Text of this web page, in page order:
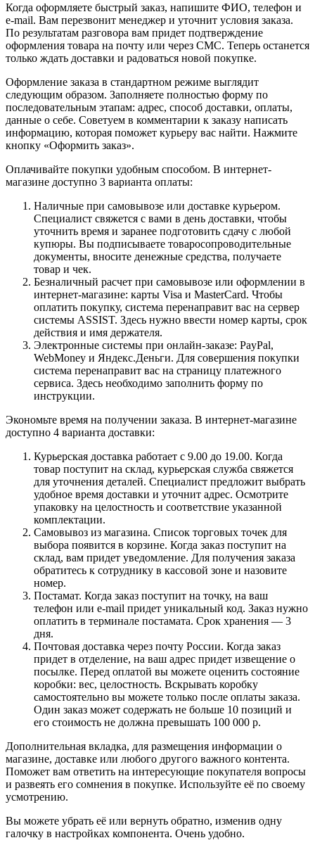
Когда оформляете быстрый заказ, напишите ФИО, телефон и
e-mail. Вам перезвонит менеджер и уточнит условия заказа.
По результатам разговора вам придет подтверждение
оформления товара на почту или через СМС. Теперь останется
только ждать доставки и радоваться новой покупке.
Оформление заказа в стандартном режиме выглядит
следующим образом. Заполняете полностью форму по
последовательным этапам: адрес, способ доставки, оплаты,
данные о себе. Советуем в комментарии к заказу написать
информацию, которая поможет курьеру вас найти. Нажмите
кнопку «Оформить заказ».
Оплачивайте покупки удобным способом. В интернет-
магазине доступно 3 варианта оплаты:
Наличные при самовывозе или доставке курьером.
Специалист свяжется с вами в день доставки, чтобы
уточнить время и заранее подготовить сдачу с любой
купюры. Вы подписываете товаросопроводительные
документы, вносите денежные средства, получаете
товар и чек.
Безналичный расчет при самовывозе или оформлении в
интернет-магазине: карты Visa и MasterCard. Чтобы
оплатить покупку, система перенаправит вас на сервер
системы ASSIST. Здесь нужно ввести номер карты, срок
действия и имя держателя.
Электронные системы при онлайн-заказе: PayPal,
WebMoney и Яндекс.Деньги. Для совершения покупки
система перенаправит вас на страницу платежного
сервиса. Здесь необходимо заполнить форму по
инструкции.
Экономьте время на получении заказа. В интернет-магазине
доступно 4 варианта доставки:
Курьерская доставка работает с 9.00 до 19.00. Когда
товар поступит на склад, курьерская служба свяжется
для уточнения деталей. Специалист предложит выбрать
удобное время доставки и уточнит адрес. Осмотрите
упаковку на целостность и соответствие указанной
комплектации.
Самовывоз из магазина. Список торговых точек для
выбора появится в корзине. Когда заказ поступит на
склад, вам придет уведомление. Для получения заказа
обратитесь к сотруднику в кассовой зоне и назовите
номер.
Постамат. Когда заказ поступит на точку, на ваш
телефон или e-mail придет уникальный код. Заказ нужно
оплатить в терминале постамата. Срок хранения — 3
дня.
Почтовая доставка через почту России. Когда заказ
придет в отделение, на ваш адрес придет извещение о
посылке. Перед оплатой вы можете оценить состояние
коробки: вес, целостность. Вскрывать коробку
самостоятельно вы можете только после оплаты заказа.
Один заказ может содержать не больше 10 позиций и
его стоимость не должна превышать 100 000 р.
Дополнительная вкладка, для размещения информации о
магазине, доставке или любого другого важного контента.
Поможет вам ответить на интересующие покупателя вопросы
и развеять его сомнения в покупке. Используйте её по своему
усмотрению.
Вы можете убрать её или вернуть обратно, изменив одну
галочку в настройках компонента. Очень удобно.